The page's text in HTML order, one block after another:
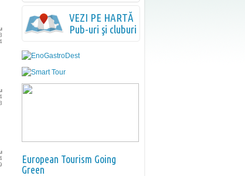
VEZI PE HARTĂ
Pub-uri şi cluburi
European Tourism Going
Green